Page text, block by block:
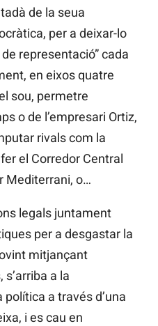
de la seua
per a deixar-lo
representació” cada
en eixos quatre
sou, permetre
o de l’empresari Ortiz,
rivals com la
el Corredor Central
Mediterrani, o…
legals juntament
per a desgastar la
mitjançant
a la
a través d’una
i es cau en